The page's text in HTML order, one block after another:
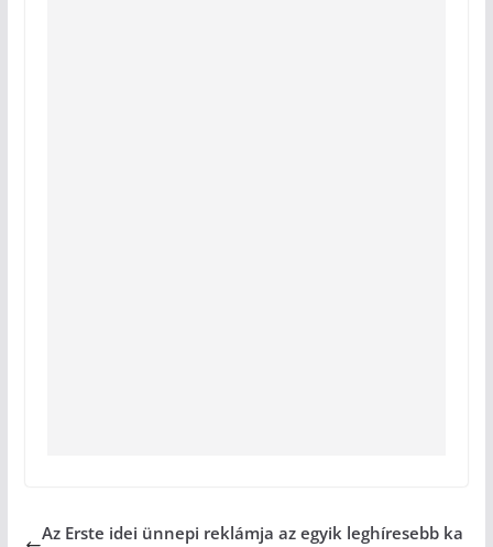
Az Erste idei ünnepi reklámja az egyik leghíresebb ka